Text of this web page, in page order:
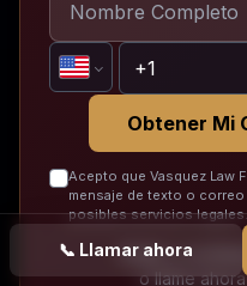
📞 Llamar ahora
Obtener Mi
Acepto que Vasquez Law
mensaje de texto o
posibles servicios legales.
Gratis y
o llame ahora